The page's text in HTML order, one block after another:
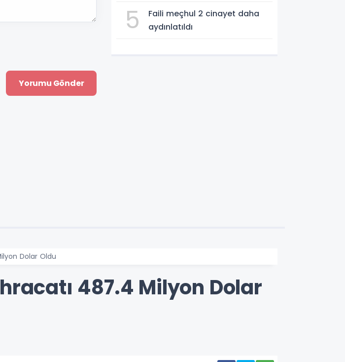
5
Faili meçhul 2 cinayet daha
aydınlatıldı
Dolar Oldu
487.4 Milyon Dolar